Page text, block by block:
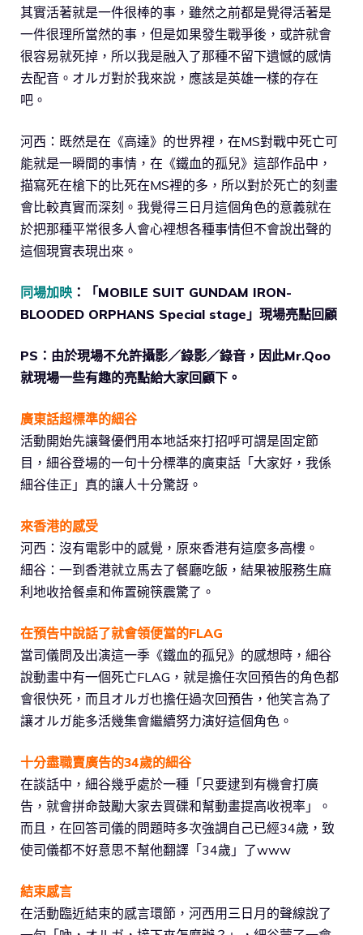
其實活著就是一件很棒的事，雖然之前都是覺得活著是
一件很理所當然的事，但是如果發生戰爭後，或許就會
很容易就死掉，所以我是融入了那種不留下遺憾的感情
去配音。オルガ對於我來說，應該是英雄一樣的存在
吧。
河西：既然是在《高達》的世界裡，在MS對戰中死亡可
能就是一瞬間的事情，在《鐵血的孤兒》這部作品中，
描寫死在槍下的比死在MS裡的多，所以對於死亡的刻畫
會比較真實而深刻。我覺得三日月這個角色的意義就在
於把那種平常很多人會心裡想各種事情但不會說出聲的
這個現實表現出來。
同場加映 ：「MOBILE SUIT GUNDAM IRON-
BLOODED ORPHANS Special stage」現場亮點回顧
PS：由於現場不允許攝影／錄影／錄音，因此Mr.Qoo
就現場一些有趣的亮點給大家回顧下。
廣東話超標準的細谷
活動開始先讓聲優們用本地話來打招呼可謂是固定節
目，細谷登場的一句十分標準的廣東話「大家好，我係
細谷佳正」真的讓人十分驚訝。
來香港的感受
河西：沒有電影中的感覺，原來香港有這麼多高樓。
細谷：一到香港就立馬去了餐廳吃飯，結果被服務生麻
利地收拾餐桌和佈置碗筷震驚了。
在預告中說話了就會領便當的FLAG
當司儀問及出演這一季《鐵血的孤兒》的感想時，細谷
說動畫中有一個死亡FLAG，就是擔任次回預告的角色都
會很快死，而且オルガ也擔任過次回預告，他笑言為了
讓オルガ能多活幾集會繼續努力演好這個角色。
十分盡職賣廣告的34歲的細谷
在談話中，細谷幾乎處於一種「只要逮到有機會打廣
告，就會拼命鼓勵大家去買碟和幫動畫提高收視率」。
而且，在回答司儀的問題時多次強調自己已經34歲，致
使司儀都不好意思不幫他翻譯「34歲」了www
結束感言
在活動臨近結束的感言環節，河西用三日月的聲線說了